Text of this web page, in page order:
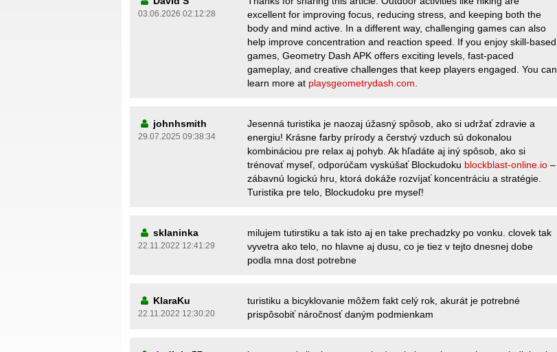
03.06.2026 02:12:28
excellent for improving focus, reducing stress, and keeping both the
body and mind active. In a different way, challenging games can also
help improve concentration and reaction speed. If you enjoy skill-based
games, Geometry Dash APK offers exciting levels, fast-paced
gameplay, and creative challenges that keep players engaged. You can
learn more at playsgeometrydash.com
johnhsmith
29.07.2025 09:38:34
Jesenná turistika je naozaj úžasný spôsob, ako si udržať zdravie a
energiu! Krásne farby prírody a čerstvý vzduch sú dokonalou
kombináciou pre relax aj pohyb. Ak hľadáte aj iný spôsob, ako si
trénovať myseľ, odporúčam vyskúšať Blockudoku blockblast-online.io –
zábavnú logickú hru, ktorá dokáže rozvíjať koncentráciu a stratégie.
Turistika pre telo, Blockudoku pre myseľ!
sklaninka
22.11.2022 12:41:29
milujem tutirstiku a tak isto aj en take prechadzky po vonku. clovek tak
vyvetra ako telo, no hlavne aj dusu, co je tiez v tejto dnesnej dobe
podla mna dost potrebne
KlaraKu
22.11.2022 12:30:20
turistiku a bicyklovanie môžem fakt celý rok, akurát je potrebné
prispôsobiť náročnosť daným podmienkam